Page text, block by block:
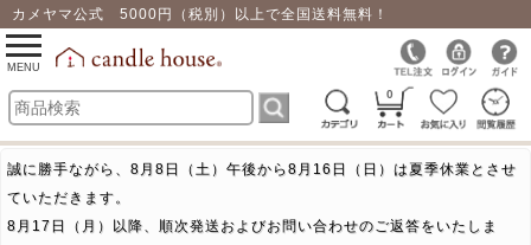
カメヤマ公式 5000円（税別）以上で全国送料無料！
0
toggle
navigation
MENU
誠に勝手ながら、8月8日（土）午後から8月16日（日）は夏季休業とさせ
ていただきます。
8月17日（月）以降、順次発送およびお問い合わせのご返答をいたしま